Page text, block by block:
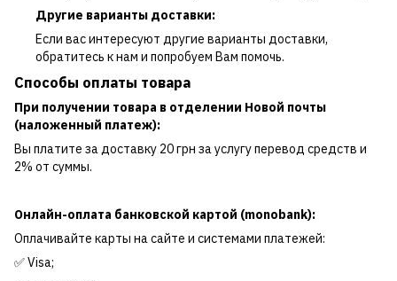
Другие варианты доставки:
Если вас интересуют другие варианты доставки,
обратитесь к нам и попробуем Вам помочь.
Способы оплаты товара
При получении товара в отделении Новой почты
(наложенный платеж):
Вы платите за доставку 20 грн за услугу перевод средств и
2% от суммы.
Онлайн-оплата банковской картой (monobank):
Оплачивайте карты на сайте и системами платежей:
✅ Visa;